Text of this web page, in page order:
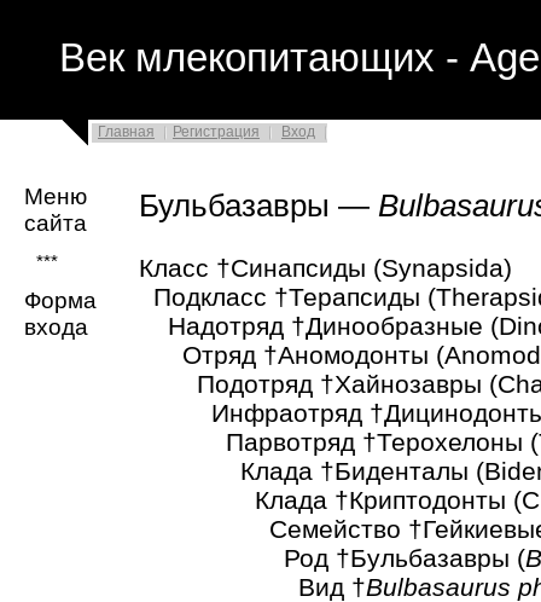
Век млекопитающих -
Главная Регистрация Вход
Меню
сайта
***
Форма
входа
Бульбазавры —
Класс †Синапсиды (Synapsida)
Подкласс †Терапсиды
Надотряд †Динообразные
Отряд †Аномодонты
Подотряд †Хайнозавры
Инфраотряд †Дицинодонты
Парвотряд †Терохелоны
Клада †Биденталы
Клада †Криптодонты
Семейство †Гейкиевые
Род †Бульбазавры (
Вид †Bulbasaurus